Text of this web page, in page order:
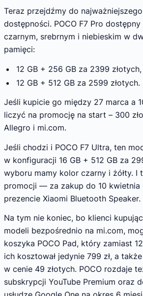
Teraz przejdźmy do
dostępności. POCO F7 Pro
czarnym, srebrnym i niebieskim w
pamięci:
12 GB + 256 GB za 2399 złotych,
12 GB + 512 GB za 2599 złotych.
Jeśli kupicie go między 27 marca a
liczyć na promocję na start – 300
Allegro i mi.com.
Jeśli chodzi i POCO F7 Ultra, ten
w konfiguracji 16 GB + 512 GB za
wyboru mamy kolor czarny i żółty. I
promocji — za zakup do 10 kwietnia
prezencie Xiaomi Bluetooth Speaker.
Na tym nie koniec, bo klienci
modeli bezpośrednio na mi.com,
koszyka POCO Pad, który zamiast
ich kosztował jedynie 799 zł, a
w cenie 49 złotych. POCO rozdaje
subskrypcji YouTube Premium oraz